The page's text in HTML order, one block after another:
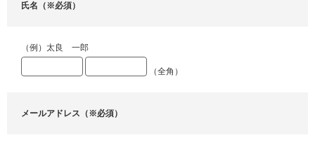
氏名（※必須）
（例）太良 一郎
（全角）
メールアドレス（※必須）